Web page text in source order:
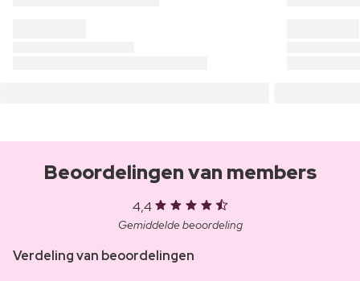
Beoordelingen van members
4,4
Gemiddelde beoordeling
Verdeling van beoordelingen